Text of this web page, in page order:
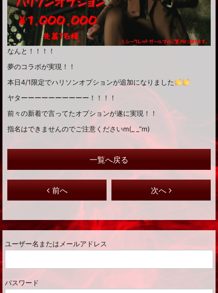
なんと！！！！
夢のコラボが実現！！
本日4/1限定でハリソンオプションが追加になりました
ヤターーーーーーーーーー！！！！
前々の新着で言ってたオプションが遂に実現！！
指名はできませんのでご注意くださいm(_ _”m)
前へ
一覧へ戻る
次へ
ユーザー名またはメールアドレス
パスワード